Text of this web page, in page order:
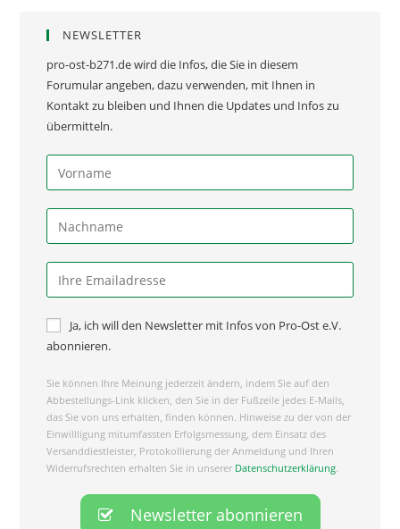
NEWSLETTER
pro-ost-b271.de wird die Infos, die Sie in diesem
Forumular angeben, dazu verwenden, mit Ihnen in
Kontakt zu bleiben und Ihnen die Updates und Infos zu
übermitteln.
Ja, ich will den Newsletter mit Infos von Pro-Ost e.V.
abonnieren.
Sie können Ihre Meinung jederzeit ändern, indem Sie auf den
Abbestellungs-Link klicken, den Sie in der Fußzeile jedes E-Mails,
das Sie von uns erhalten, finden können. Hinweise zu der von der
Einwillligung mitumfassten Erfolgsmessung, dem Einsatz des
Versanddiestleister, Protokollierung der Anmeldung und Ihren
Widerrufsrechten erhalten Sie in unserer Datenschutzerklärung.